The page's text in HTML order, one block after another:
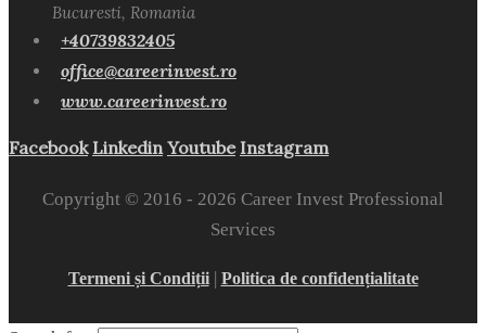
Bucuresti, Romania
+40739832405
office@careerinvest.ro
www.careerinvest.ro
Facebook Linkedin Youtube Instagram
Copyright © 2016 - 2026 Career Invest Professional
Services
Termeni și Condiții| Politica de confidențialitate